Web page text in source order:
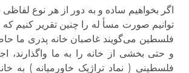
اگر بخواهیم ساده و به دور از هر نوع
توانیم صورت مسأ له را چنین تقریر کنیم
فلسطین می‌گویند غاصبان خانه پدری ما
و حتی بخشی از خانه را به ما واگذارند،
فلسطینی ( نماد تراژیک خاورمیانه ) به